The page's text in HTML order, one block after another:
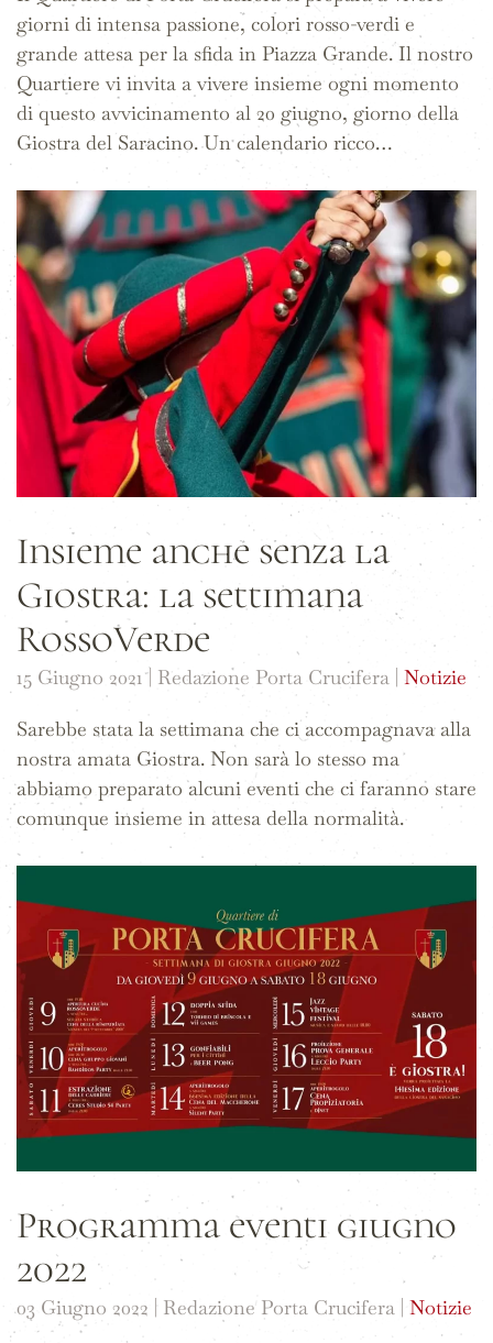
giorni di intensa passione, colori rosso-verdi e
grande attesa per la sfida in Piazza Grande. Il nostro
Quartiere vi invita a vivere insieme ogni momento
di questo avvicinamento al 20 giugno, giorno della
Giostra del Saracino. Un calendario ricco…
Insieme anche senza la
Giostra: la settimana
RossoVerde
15 Giugno 2021| Redazione Porta Crucifera | Notizie
Sarebbe stata la settimana che ci accompagnava alla
nostra amata Giostra. Non sarà lo stesso ma
abbiamo preparato alcuni eventi che ci faranno stare
comunque insieme in attesa della normalità.
Programma eventi giugno
2022
03 Giugno 2022 | Redazione Porta Crucifera | Notizie